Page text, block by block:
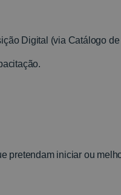
Digital (via Catálogo
pretendam iniciar ou